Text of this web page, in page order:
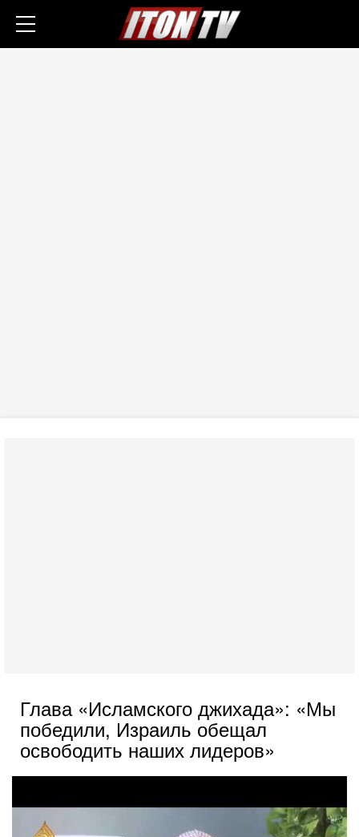
Глава «Исламского джихада»: «Мы
победили, Израиль обещал
освободить наших лидеров»